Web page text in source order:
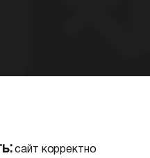
сайт корректно